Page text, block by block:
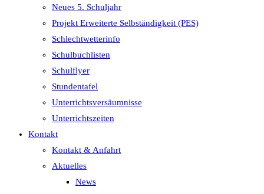
Neues 5. Schuljahr
Projekt Erweiterte Selbständigkeit (PES)
Schlechtwetterinfo
Schulbuchlisten
Schulflyer
Stundentafel
Unterrichtsversäumnisse
Unterrichtszeiten
Kontakt
Kontakt & Anfahrt
Aktuelles
News